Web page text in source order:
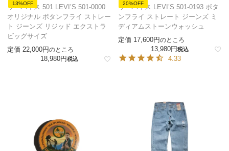
13%OFF
リーバイス 501 LEVI’S 501-0000
オリジナル ボタンフライ ストレー
ト ジーンズ リジッド エクストラ
ビッグサイズ
定価 22,000 のところ
18,980 税込
20%OFF
リーバイス LEVI’S 501-0193 ボタ
ンフライ ストレート ジーンズ ミ
ディアムストーンウォッシュ
定価 17,600 のところ
13,980 税込
4.33